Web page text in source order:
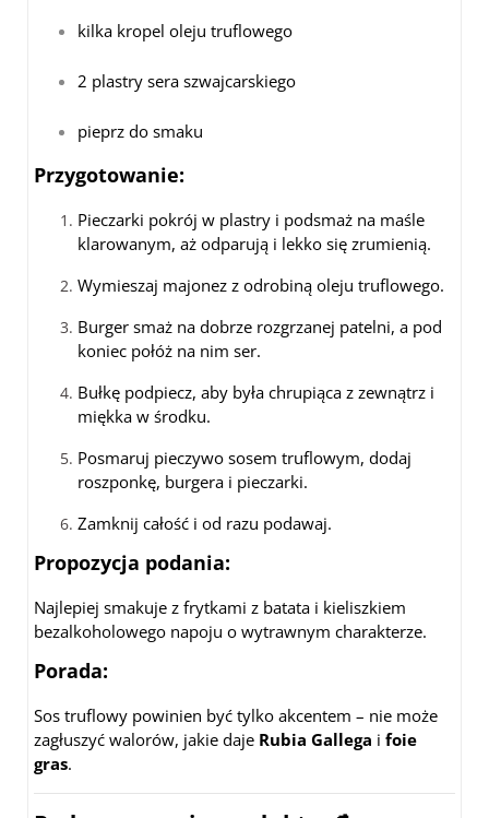
kilka kropel oleju truflowego
2 plastry sera szwajcarskiego
pieprz do smaku
Przygotowanie:
Pieczarki pokrój w plastry i podsmaż na maśle
klarowanym, aż odparują i lekko się zrumienią.
Wymieszaj majonez z odrobiną oleju truflowego.
Burger smaż na dobrze rozgrzanej patelni, a pod
koniec połóż na nim ser.
Bułkę podpiecz, aby była chrupiąca z zewnątrz i
miękka w środku.
Posmaruj pieczywo sosem truflowym, dodaj
roszponkę, burgera i pieczarki.
Zamknij całość i od razu podawaj.
Propozycja podania:
Najlepiej smakuje z frytkami z batata i kieliszkiem
bezalkoholowego napoju o wytrawnym charakterze.
Porada:
Sos truflowy powinien być tylko akcentem – nie może
zagłuszyć walorów, jakie daje Rubia Gallega i foie
gras.